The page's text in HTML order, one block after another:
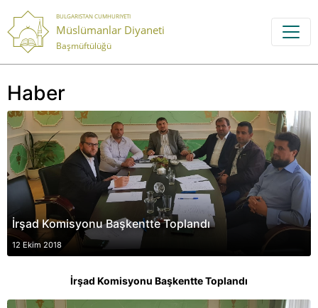
BULGARISTAN CUMHURIYETI
Müslümanlar Diyaneti
Başmüftülüğü
Haber
İrşad Komisyonu Başkentte Toplandı
12 Ekim 2018
İrşad Komisyonu Başkentte Toplandı